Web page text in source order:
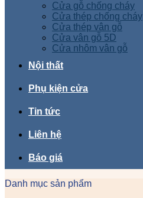
Cửa gỗ chống cháy
Cửa thép chống cháy
Cửa thép vân gỗ
Cửa vân gỗ 5D
Cửa nhôm vân gỗ
Nội thất
Phụ kiện cửa
Tin tức
Liên hệ
Báo giá
Danh mục sản phẩm